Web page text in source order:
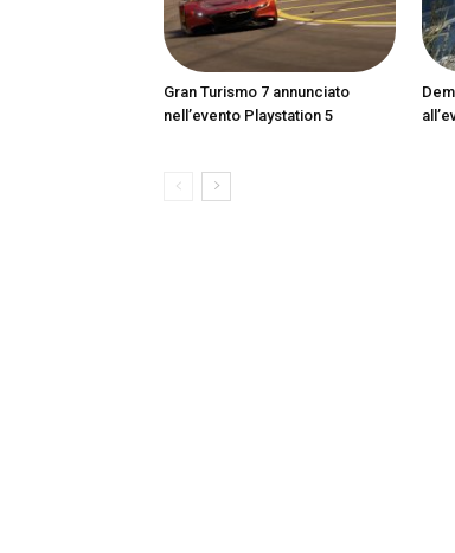
Gran Turismo 7 annunciato
nell’evento Playstation 5